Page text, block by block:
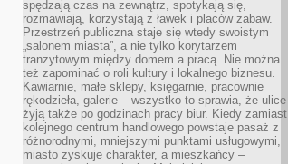
spędzają czas na zewnątrz, spotykają się,
rozmawiają, korzystają z ławek i placów zabaw.
Przestrzeń publiczna staje się wtedy swoistym
„salonem miasta”, a nie tylko korytarzem
tranzytowym między domem a pracą. Nie można
też zapominać o roli kultury i lokalnego biznesu.
Kawiarnie, małe sklepy, księgarnie, pracownie
rękodzieła, galerie – wszystko to sprawia, że ulice
żyją także po godzinach pracy biur. Kiedy zamiast
kolejnego centrum handlowego powstaje pasaż z
różnorodnymi, mniejszymi punktami usługowymi,
miasto zyskuje charakter, a mieszkańcy –